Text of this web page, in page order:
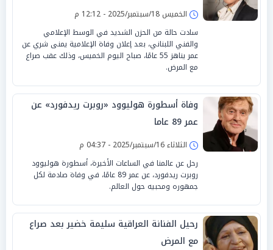
الخميس 18/سبتمبر/2025 - 12:12 م
سادت حالة من الحزن الشديد في الوسط الإعلامي
والفني اللبناني، بعد إعلان وفاة الإعلامية يمنى شري عن
عمر يناهز 55 عامًا، صباح اليوم الخميس، وذلك عقب صراع
مع المرض.
وفاة أسطورة هوليوود «روبرت ريدفورد» عن
عمر 89 عاما
الثلاثاء 16/سبتمبر/2025 - 04:37 م
رحل عن عالمنا في الساعات الأخيرة، أسطورة هوليوود
روبرت ريدفورد، عن عمر 89 عامًا، في وفاة صادمة لكل
جمهوره ومحبيه حول العالم.
رحيل الفنانة العراقية سليمة خضير بعد صراع
مع المرض